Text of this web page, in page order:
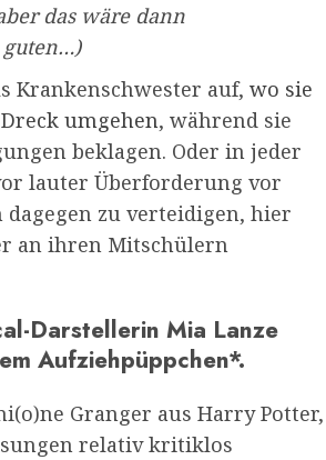
das wäre dann
guten…)
Krankenschwester auf, wo sie
umgehen, während sie
beklagen. Oder in jeder
lauter Überforderung vor
zu verteidigen, hier
an ihren Mitschülern
Darstellerin Mia Lanze
Aufziehpüppchen*.
Granger aus Harry Potter,
relativ kritiklos